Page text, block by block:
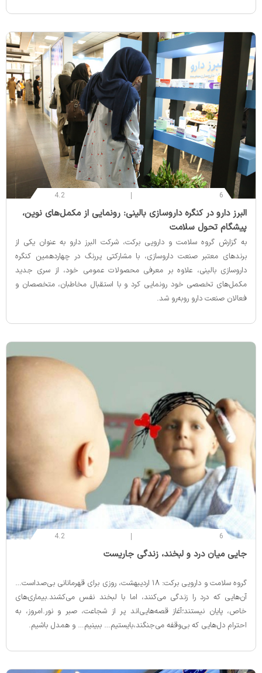
6
4.2
‌البرز دارو در کنگره داروسازی بالینی: رونمایی از مکمل‌های نوین،
پیشگام تحول سلامت
به گزارش گروه سلامت و دارویی برکت، شرکت البرز دارو به عنوان یکی از
برندهای معتبر صنعت داروسازی، با مشارکتی پررنگ در چهاردهمین کنگره
داروسازی بالینی، علاوه بر معرفی محصولات عمومی خود، از سری جدید
مکمل‌های تخصصی خود رونمایی کرد و با استقبال مخاطبان، متخصصان و
فعالان صنعت دارو روبه‌رو شد.
6
4.2
‌جایی میان درد و لبخند، زندگی جاریست
گروه سلامت و دارویی برکت: ۱۸ اردیبهشت، روزی برای قهرمانانی بی‌صداست…
آن‌هایی که درد را زندگی می‌کنند، اما با لبخند نفس می‌کشند.بیماری‌های
خاص، پایان نیستند؛آغاز قصه‌هایی‌اند پر از شجاعت، صبر و نور.امروز، به
احترام دل‌هایی که بی‌وقفه می‌جنگند،بایستیم… ببینیم… و همدل باشیم.